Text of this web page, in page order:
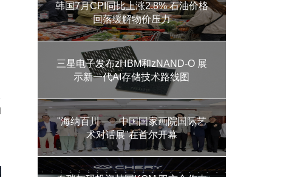
韩国7月CPI同比上涨2.8% 石油价格
回落缓解物价压力
三星电子发布zHBM和zNAND-O 展
示新一代AI存储技术路线图
"海纳百川——中国国家画院国际艺
术对话展"在首尔开幕